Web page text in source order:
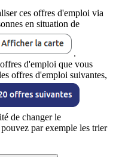
ces offres d'emploi via
en situation de
.
d'emploi que vous
offres d'emploi suivantes,
de changer le
par exemple les trier